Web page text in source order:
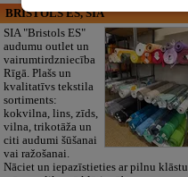
BRISTOLS ES, SIA
SIA "Bristols ES"
audumu outlet un
vairumtirdzniecība
Rīgā. Plašs un
kvalitatīvs tekstila
sortiments:
kokvilna, lins, zīds,
vilna, trikotāža un
citi audumi šūšanai
vai ražošanai.
Nāciet un iepazīstieties ar pilnu klāstu